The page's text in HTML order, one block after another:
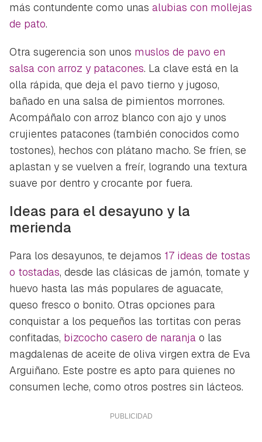
más contundente como unas alubias con mollejas
de pato.
Otra sugerencia son unos muslos de pavo en
salsa con arroz y patacones. La clave está en la
olla rápida, que deja el pavo tierno y jugoso,
bañado en una salsa de pimientos morrones.
Acompáñalo con arroz blanco con ajo y unos
crujientes patacones (también conocidos como
tostones), hechos con plátano macho. Se fríen, se
aplastan y se vuelven a freír, logrando una textura
suave por dentro y crocante por fuera.
Ideas para el desayuno y la
merienda
Para los desayunos, te dejamos 17 ideas de tostas
o tostadas, desde las clásicas de jamón, tomate y
huevo hasta las más populares de aguacate,
queso fresco o bonito. Otras opciones para
conquistar a los pequeños las tortitas con peras
confitadas, bizcocho casero de naranja o las
magdalenas de aceite de oliva virgen extra de Eva
Arguiñano. Este postre es apto para quienes no
consumen leche, como otros postres sin lácteos.